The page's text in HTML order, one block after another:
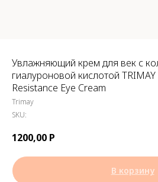
Увлажняющий крем для век с
гиалуроновой кислотой
Resistance Eye Cream
Trimay
SKU:
1200,00 Р
В корзину